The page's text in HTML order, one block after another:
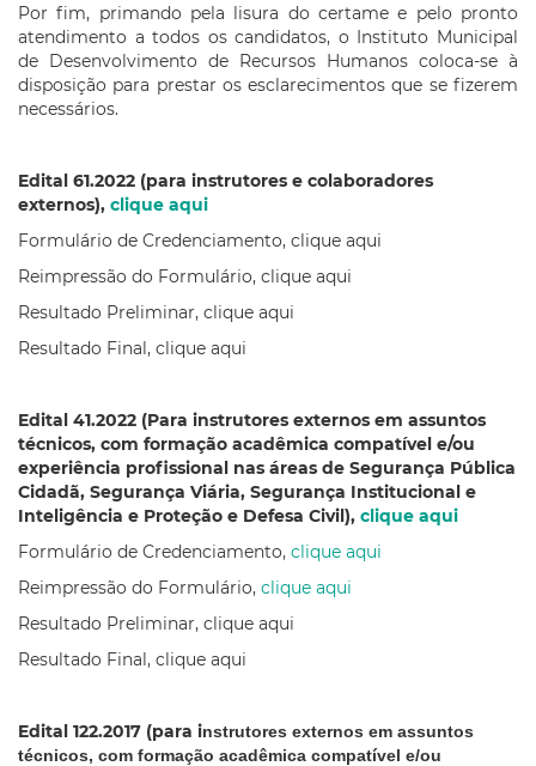
Por fim, primando pela lisura do certame e pelo pronto
atendimento a todos os candidatos, o Instituto Municipal
de Desenvolvimento de Recursos Humanos coloca-se à
disposição para prestar os esclarecimentos que se fizerem
necessários.
Edital 61.2022 (para instrutores e colaboradores
externos), clique aqui
Formulário de Credenciamento, clique aqui
Reimpressão do Formulário, clique aqui
Resultado Preliminar, clique aqui
Resultado Final, clique aqui
Edital 41.2022 (Para instrutores externos em assuntos
técnicos, com formação acadêmica compatível e/ou
experiência profissional nas áreas de Segurança Pública
Cidadã, Segurança Viária, Segurança Institucional e
Inteligência e Proteção e Defesa Civil), clique aqui
Formulário de Credenciamento, clique aqui
Reimpressão do Formulário, clique aqui
Resultado Preliminar, clique aqui
Resultado Final, clique aqui
Edital 122.2017 (para instrutores externos em assuntos
técnicos, com formação acadêmica compatível e/ou